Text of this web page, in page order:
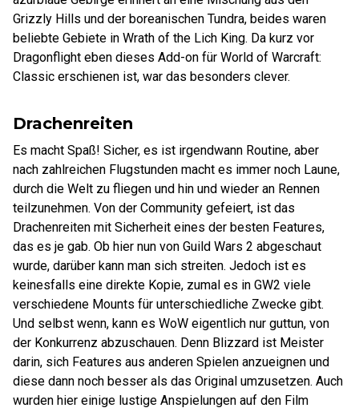
Grizzly Hills und der boreanischen Tundra, beides waren
beliebte Gebiete in Wrath of the Lich King. Da kurz vor
Dragonflight eben dieses Add-on für World of Warcraft:
Classic erschienen ist, war das besonders clever.
Drachenreiten
Es macht Spaß! Sicher, es ist irgendwann Routine, aber
nach zahlreichen Flugstunden macht es immer noch Laune,
durch die Welt zu fliegen und hin und wieder an Rennen
teilzunehmen. Von der Community gefeiert, ist das
Drachenreiten mit Sicherheit eines der besten Features,
das es je gab. Ob hier nun von Guild Wars 2 abgeschaut
wurde, darüber kann man sich streiten. Jedoch ist es
keinesfalls eine direkte Kopie, zumal es in GW2 viele
verschiedene Mounts für unterschiedliche Zwecke gibt.
Und selbst wenn, kann es WoW eigentlich nur guttun, von
der Konkurrenz abzuschauen. Denn Blizzard ist Meister
darin, sich Features aus anderen Spielen anzueignen und
diese dann noch besser als das Original umzusetzen. Auch
wurden hier einige lustige Anspielungen auf den Film